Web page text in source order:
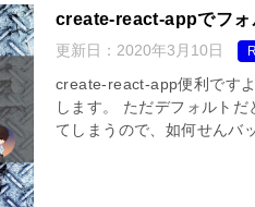
create-react-appでフォ
更新日： 2020年3月10日
create-react-app便利です
します。 ただデフォルト
てしまうので、如何せんバ